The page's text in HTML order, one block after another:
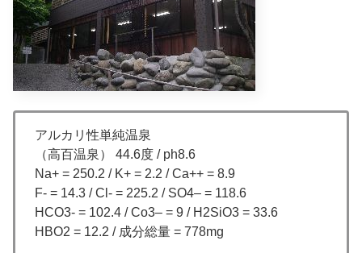
アルカリ性単純温泉
（高百温泉） 44.6度 / ph8.6
Na+ = 250.2 / K+ = 2.2 / Ca++ = 8.9
F- = 14.3 / Cl- = 225.2 / SO4– = 118.6
HCO3- = 102.4 / Co3– = 9 / H2SiO3 = 33.6
HBO2 = 12.2 / 成分総量 = 778mg